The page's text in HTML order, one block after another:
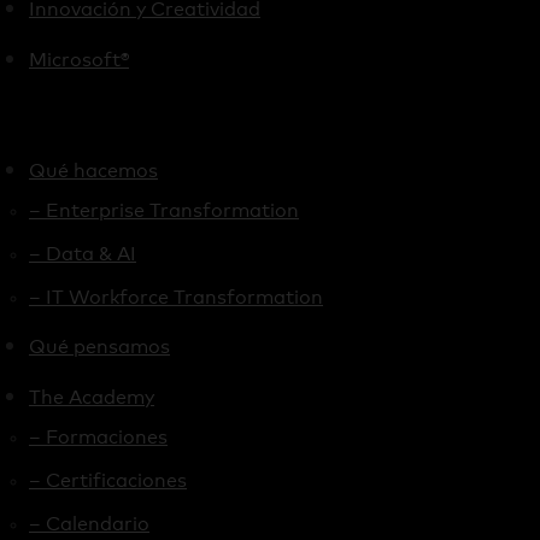
Innovación y Creatividad
Microsoft®
Qué hacemos
– Enterprise Transformation
– Data & AI
– IT Workforce Transformation
Qué pensamos
The Academy
– Formaciones
– Certificaciones
– Calendario